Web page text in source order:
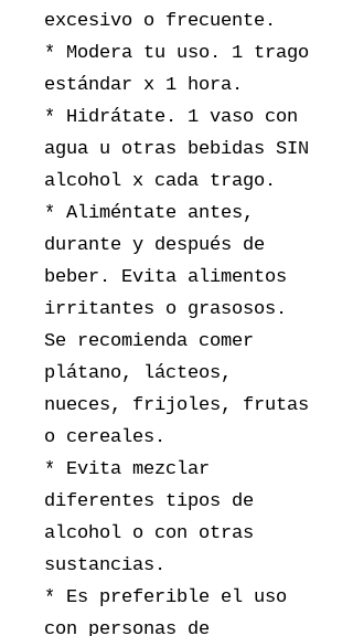
excesivo o frecuente.
* Modera tu uso. 1 trago
estándar x 1 hora.
* Hidrátate. 1 vaso con
agua u otras bebidas SIN
alcohol x cada trago.
* Aliméntate antes,
durante y después de
beber. Evita alimentos
irritantes o grasosos.
Se recomienda comer
plátano, lácteos,
nueces, frijoles, frutas
o cereales.
* Evita mezclar
diferentes tipos de
alcohol o con otras
sustancias.
* Es preferible el uso
con personas de